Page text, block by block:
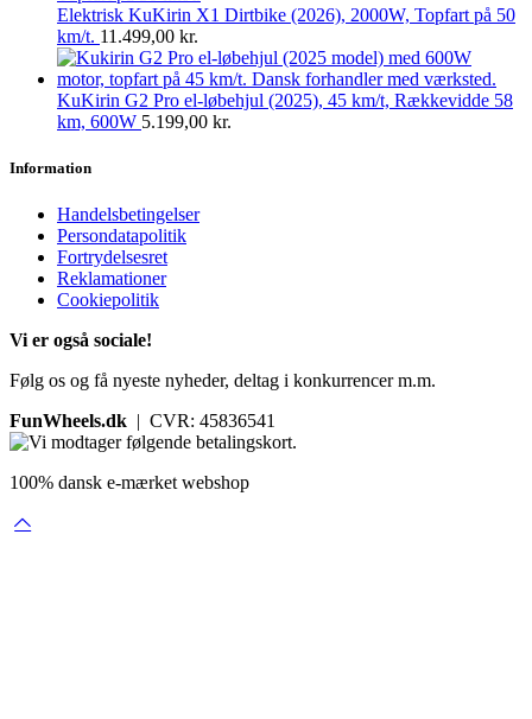
Elektrisk KuKirin X1 Dirtbike (2026), 2000W, Topfart på 50
km/t. 11.499,00 kr.
KuKirin G2 Pro el-løbehjul (2025), 45 km/t, Rækkevidde 58
km, 600W 5.199,00 kr.
Information
Handelsbetingelser
Persondatapolitik
Fortrydelsesret
Reklamationer
Cookiepolitik
Vi er også sociale!
Følg os og få nyeste nyheder, deltag i konkurrencer m.m.
FunWheels.dk | CVR: 45836541
100% dansk e-mærket webshop